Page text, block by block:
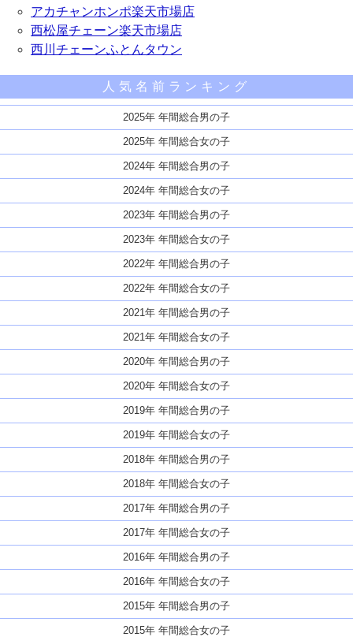
アカチャンホンポ楽天市場店
西松屋チェーン楽天市場店
西川チェーンふとんタウン
人気名前ランキング
2025年 年間総合男の子
2025年 年間総合女の子
2024年 年間総合男の子
2024年 年間総合女の子
2023年 年間総合男の子
2023年 年間総合女の子
2022年 年間総合男の子
2022年 年間総合女の子
2021年 年間総合男の子
2021年 年間総合女の子
2020年 年間総合男の子
2020年 年間総合女の子
2019年 年間総合男の子
2019年 年間総合女の子
2018年 年間総合男の子
2018年 年間総合女の子
2017年 年間総合男の子
2017年 年間総合女の子
2016年 年間総合男の子
2016年 年間総合女の子
2015年 年間総合男の子
2015年 年間総合女の子